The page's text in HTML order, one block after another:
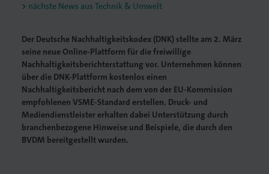
nächste News aus Technik & Umwelt
Der Deutsche Nachhaltigkeitskodex (DNK) stellte am 2. März
seine neue Online-Plattform für die freiwillige
Nachhaltigkeitsberichterstattung vor. Unternehmen können
über die DNK-Plattform kostenlos einen
Nachhaltigkeitsbericht nach dem von der EU-Kommission
empfohlenen VSME-Standard erstellen. Druck- und
Mediendienstleister erhalten dabei Unterstützung durch
branchenbezogene Hinweise und Beispiele, die durch den
BVDM bereitgestellt wurden.